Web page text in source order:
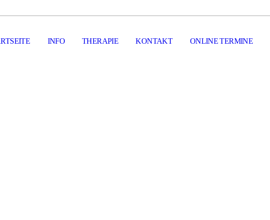
INFO THERAPIE KONTAKT ONLINE TERMINE